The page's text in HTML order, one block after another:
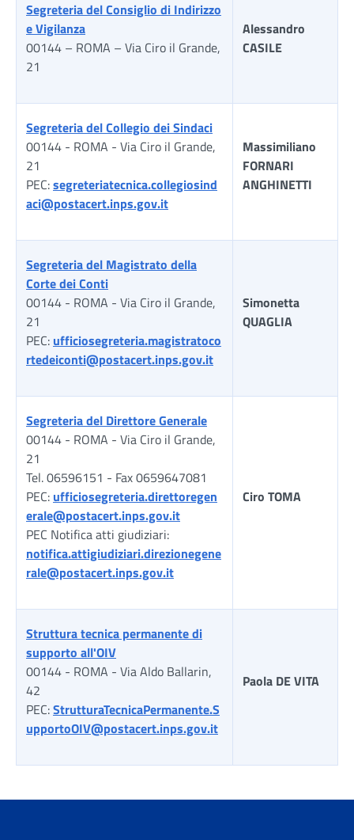
Segreteria del Consiglio di Indirizzo
e Vigilanza
00144 – ROMA – Via Ciro il Grande,
21
Alessandro
CASILE
Segreteria del Collegio dei Sindaci
00144 - ROMA - Via Ciro il Grande,
21
PEC:segreteriatecnica.collegiosind
aci@postacert.inps.gov.it
Massimiliano
FORNARI
ANGHINETTI
Segreteria del Magistrato della
Corte dei Conti
00144 - ROMA - Via Ciro il Grande,
21
PEC: ufficiosegreteria.magistratoco
rtedeiconti@postacert.inps.gov.it
Simonetta
QUAGLIA
Segreteria del Direttore Generale
00144 - ROMA - Via Ciro il Grande,
21
Tel. 06596151 - Fax 0659647081
PEC: ufficiosegreteria.direttoregen
erale@postacert.inps.gov.it
PEC Notifica atti giudiziari:
notifica.attigiudiziari.direzionegene
rale@postacert.inps.gov.it
Ciro TOMA
Struttura tecnica permanente di
supporto all'OIV
00144 - ROMA - Via Aldo Ballarin,
42
PEC:StrutturaTecnicaPermanente.S
upportoOIV@postacert.inps.gov.it
Paola DE VITA